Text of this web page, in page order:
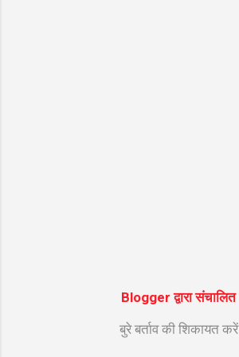
Blogger द्वारा संचालित
बुरे बर्ताव की शिकायत करें